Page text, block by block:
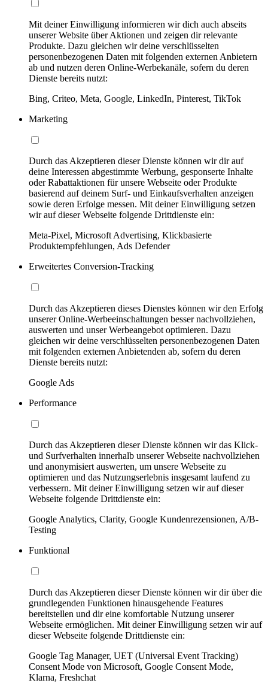
Mit deiner Einwilligung informieren wir dich auch abseits
unserer Website über Aktionen und zeigen dir relevante
Produkte. Dazu gleichen wir deine verschlüsselten
personenbezogenen Daten mit folgenden externen Anbietern
ab und nutzen deren Online-Werbekanäle, sofern du deren
Dienste bereits nutzt:
Bing, Criteo, Meta, Google, LinkedIn, Pinterest, TikTok
Marketing
Durch das Akzeptieren dieser Dienste können wir dir auf
deine Interessen abgestimmte Werbung, gesponserte Inhalte
oder Rabattaktionen für unsere Webseite oder Produkte
basierend auf deinem Surf- und Einkaufsverhalten anzeigen
sowie deren Erfolge messen. Mit deiner Einwilligung setzen
wir auf dieser Webseite folgende Drittdienste ein:
Meta-Pixel, Microsoft Advertising, Klickbasierte
Produktempfehlungen, Ads Defender
Erweitertes Conversion-Tracking
Durch das Akzeptieren dieses Dienstes können wir den Erfolg
unserer Online-Werbeeinschaltungen besser nachvollziehen,
auswerten und unser Werbeangebot optimieren. Dazu
gleichen wir deine verschlüsselten personenbezogenen Daten
mit folgenden externen Anbietenden ab, sofern du deren
Dienste bereits nutzt:
Google Ads
Performance
Durch das Akzeptieren dieser Dienste können wir das Klick-
und Surfverhalten innerhalb unserer Webseite nachvollziehen
und anonymisiert auswerten, um unsere Webseite zu
optimieren und das Nutzungserlebnis insgesamt laufend zu
verbessern. Mit deiner Einwilligung setzen wir auf dieser
Webseite folgende Drittdienste ein:
Google Analytics, Clarity, Google Kundenrezensionen, A/B-
Testing
Funktional
Durch das Akzeptieren dieser Dienste können wir dir über die
grundlegenden Funktionen hinausgehende Features
bereitstellen und dir eine komfortable Nutzung unserer
Webseite ermöglichen. Mit deiner Einwilligung setzen wir auf
dieser Webseite folgende Drittdienste ein:
Google Tag Manager, UET (Universal Event Tracking)
Consent Mode von Microsoft, Google Consent Mode,
Klarna, Freshchat